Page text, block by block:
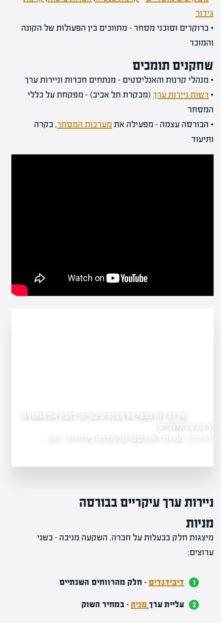
גידור
• ברוקרים וסוכני מסחר – מתווכים בין הפעולות של הקונה
והמוכר
שחקנים תומכים
• מנהלי קרנות והאנליסטים – מנתחים חברות וניירות ערך
• רשות ניירות ערך (מבקרת תל אביב) – מפקחת על כללי
המסחר
• הבורסה עצמה – מפעילה את מערכות המסחר, בקרה
ותיעוד
את שווי החברה
מה זה דוח כספי של חברה ציבורית: להבין את הנתונים
הכלכליים
מה זה דוח כספי של חברה ציבורית - דוח…
ניירות ערך עיקריים בבורסה
מניות
מיצגות חלק בבעלות על חברה. השקעה מניבה – בשני
ערוצים:
דיבידנדים – חלק מהרווחים השנתיים
עליית ערך מניה – במחיר השוק